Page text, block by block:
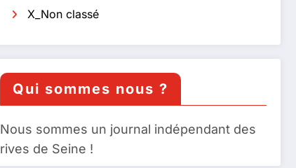
X_Non classé
Qui sommes nous ?
Nous sommes un journal indépendant des
rives de Seine !